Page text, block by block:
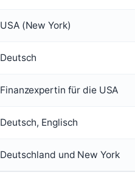
USA (New York)
Deutsch
Finanzexpertin für die USA
Deutsch, Englisch
Deutschland und New York